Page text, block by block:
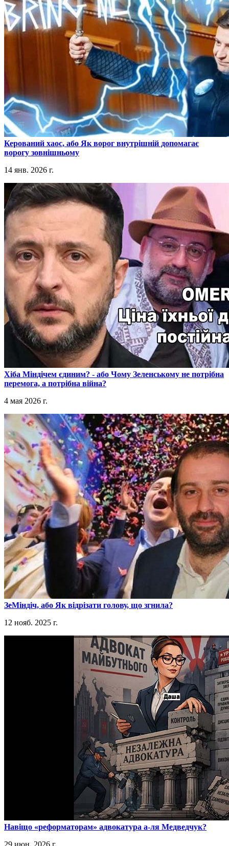
​Керований хаос, або Як ворог внутрішній допомагає
ворогу зовнішньому
14 янв. 2026 г.
​Хіба Міндічем єдиним? - або Чому Зеленському не потрібна
перемога, а потрібна війна?
4 мая 2026 г.
​ЗеМіндіч, або Як відрізати голову, що згнила?
12 нояб. 2025 г.
​Навіщо «реформаторам» адвокатура а-ля Медведчук?
29 июн. 2026 г.